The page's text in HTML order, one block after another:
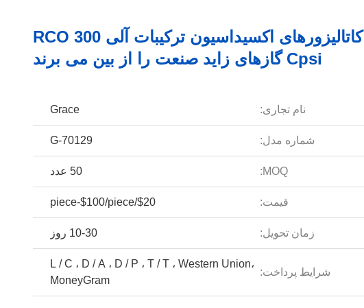
کاتالیزورهای اکسیداسیون ترکیبات آلی RCO 300
Cpsi گازهای زاید صنعت را از بین می برند
نام تجاری: Grace
شماره مدل: G-70129
MOQ: 50 عدد
قیمت: $20/piece-$100/piece
زمان تحویل: 10-30 روز
شرایط پرداخت:
L / C ، D / A ، D / P ، T / T ، Western Union،
MoneyGram